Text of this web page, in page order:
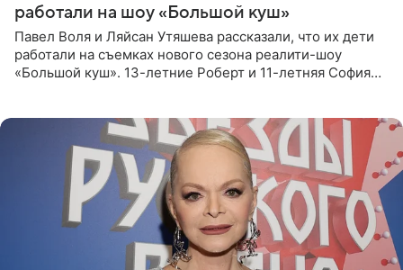
работали на шоу «Большой куш»
Павел Воля и Ляйсан Утяшева рассказали, что их дети
работали на съемках нового сезона реалити-шоу
«Большой куш». 13-летние Роберт и 11-летняя София